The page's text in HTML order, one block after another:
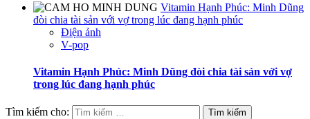
Vitamin Hạnh Phúc: Minh Dũng
đòi chia tài sản với vợ trong lúc đang hạnh phúc
Điện ảnh
V-pop
Vitamin Hạnh Phúc: Minh Dũng đòi chia tài sản với vợ
trong lúc đang hạnh phúc
Tìm kiếm cho: